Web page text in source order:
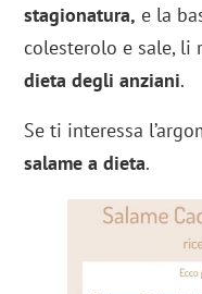
stagionatura, e la
colesterolo e sale, li
dieta degli anziani.
Se ti interessa
salame a dieta.